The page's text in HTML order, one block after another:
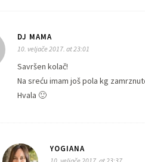
DJ MAMA
10. veljače 2017. at 23:01
Savršen kolač!
Na sreću imam još pola kg
Hvala 🙂
YOGIANA